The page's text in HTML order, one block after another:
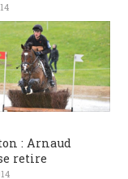
: Arnaud
retire